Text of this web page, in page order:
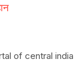
of central india